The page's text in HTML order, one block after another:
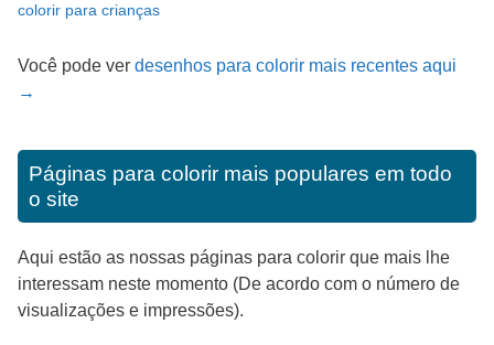
colorir para crianças
Você pode ver desenhos para colorir mais recentes aqui
→
Páginas para colorir mais populares em todo
o site
Aqui estão as nossas páginas para colorir que mais lhe
interessam neste momento (De acordo com o número de
visualizações e impressões).